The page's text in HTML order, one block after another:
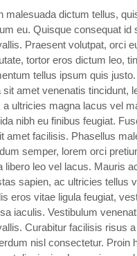
malesuada dictum tellus,
eu. Quisque consequat id
Praesent volutpat, orci
tortor eros dictum leo,
tellus ipsum quis
sit amet venenatis tincidunt,
a ultricies magna lacus vel
nibh eu finibus feugiat.
amet facilisis. Phasellus
semper, lorem orci
libero leo vel lacus. Mauris
sapien, ac ultricies tellus
eros vitae ligula feugiat,
iaculis. Vestibulum
Curabitur facilisis risus
nisl consectetur. Proin